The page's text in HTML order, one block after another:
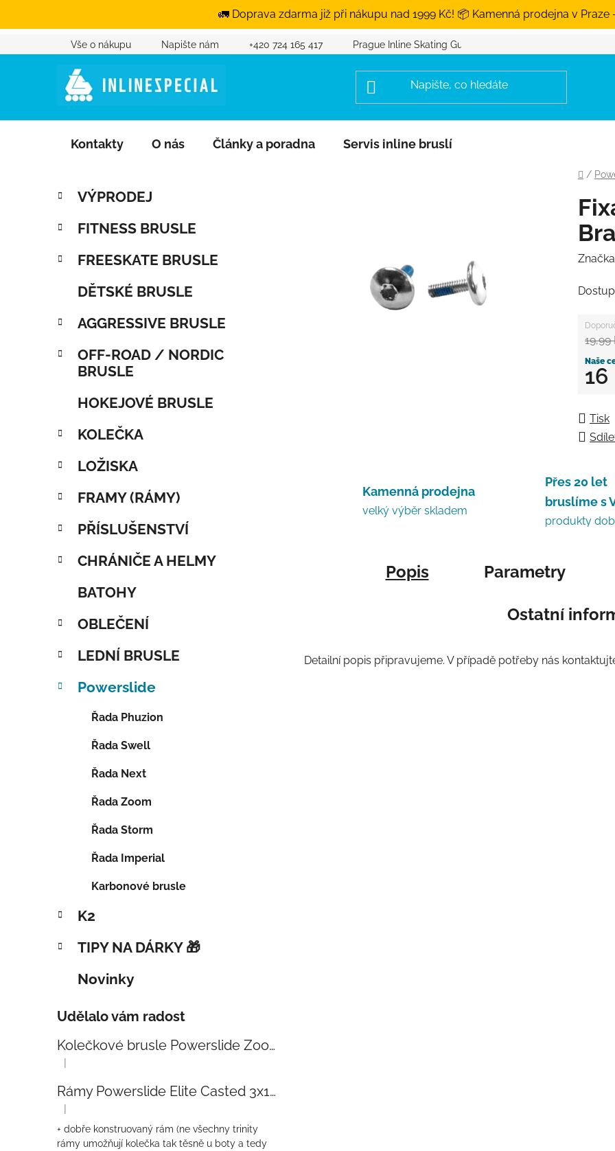
🚛 Doprava zdarma již při nákupu nad 1999 Kč! 📦 Kamenná prodejna v Praze
Přejít na obsah
Vše o nákupu Napište nám +420 724 165 417 Prague Inline Skating Guide
Kontakty O nás Články a poradna Servis inline bruslí
Domů
/
Postranní panel
Přeskočit kategorie
Kategorie
VÝPRODEJ
FITNESS BRUSLE
FREESKATE BRUSLE
DĚTSKÉ BRUSLE
AGGRESSIVE BRUSLE
OFF-ROAD / NORDIC
BRUSLE
HOKEJOVÉ BRUSLE
KOLEČKA
LOŽISKA
FRAMY (RÁMY)
PŘÍSLUŠENSTVÍ
CHRÁNIČE A HELMY
BATOHY
OBLEČENÍ
LEDNÍ BRUSLE
Powerslide
Řada Phuzion
Řada Swell
Řada Next
Řada Zoom
Řada Storm
Řada Imperial
Karbonové brusle
K2
TIPY NA DÁRKY 🎁
Novinky
Udělalo vám radost
Kolečkové brusle Powerslide Zoom Baby Blue 80
Hodnocení produktu je 5 z 5 hvězdiček.
|
Rámy Powerslide Elite Casted 3x110 Trinity 270mm
Hodnocení produktu je 4 z 5 hvězdiček.
|
+ dobře konstruovaný rám (ne všechny trinity
rámy umožňují kolečka tak těsně u boty a tedy
19,99
16
Tisk
Kamenná prodejna
velký výběr skladem
Přes 20 let
bruslíme s
produkty
Popis Parametry
Ostatní
Detailní popis připravujeme. V případě potřeby nás